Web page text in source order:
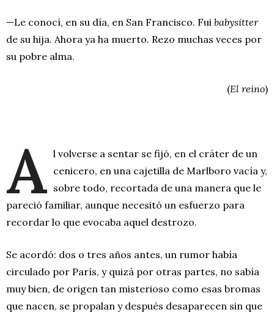
—Le conocí, en su día, en San Francisco. Fui babysitter
de su hija. Ahora ya ha muerto. Rezo muchas veces por
su pobre alma.
(El reino)
A l volverse a sentar se fijó, en el cráter de un
cenicero, en una cajetilla de Marlboro vacía y,
sobre todo, recortada de una manera que le
pareció familiar, aunque necesitó un esfuerzo para
recordar lo que evocaba aquel destrozo.
Se acordó: dos o tres años antes, un rumor había
circulado por París, y quizá por otras partes, no sabía
muy bien, de origen tan misterioso como esas bromas
que nacen, se propalan y después desaparecen sin que